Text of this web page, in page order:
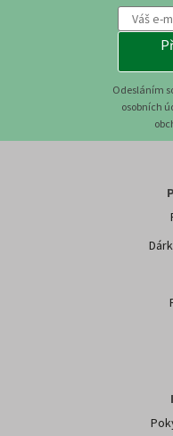
Odesláním
osobních